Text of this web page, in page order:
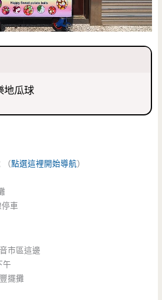
地瓜球
（點選這裡開始導航）
車
市區這邊
午
擺攤